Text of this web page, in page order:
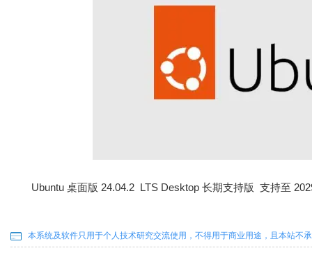
Ubuntu 桌面版 24.04.2 LTS Desktop 长期支持版 支持至
本系统及软件只用于个人技术研究交流使用，不得用于商业用途，且本站不